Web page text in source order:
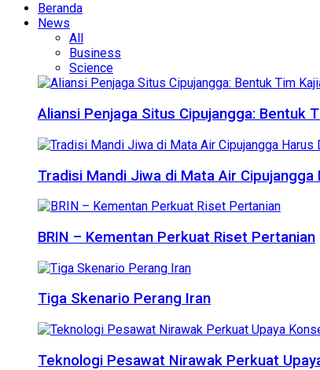
Beranda
News
All
Business
Science
Aliansi Penjaga Situs Cipujangga: Bentuk
Tradisi Mandi Jiwa di Mata Air Cipujangga
BRIN – Kementan Perkuat Riset Pertanian
Tiga Skenario Perang Iran
Teknologi Pesawat Nirawak Perkuat